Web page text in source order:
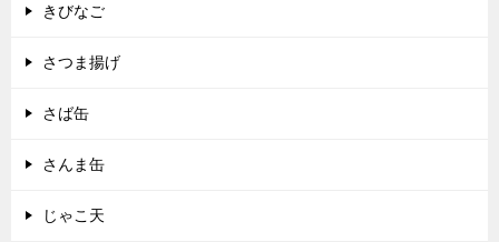
きびなご
さつま揚げ
さば缶
さんま缶
じゃこ天